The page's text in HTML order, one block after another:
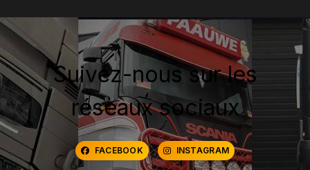
Suivez-nous sur les
réseaux sociaux
FACEBOOK INSTAGRAM